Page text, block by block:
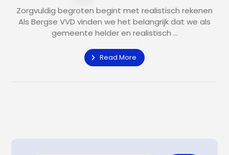
Zorgvuldig begroten begint met realistisch rekenen
Als Bergse VVD vinden we het belangrijk dat we als
gemeente helder en realistisch ...
Read More